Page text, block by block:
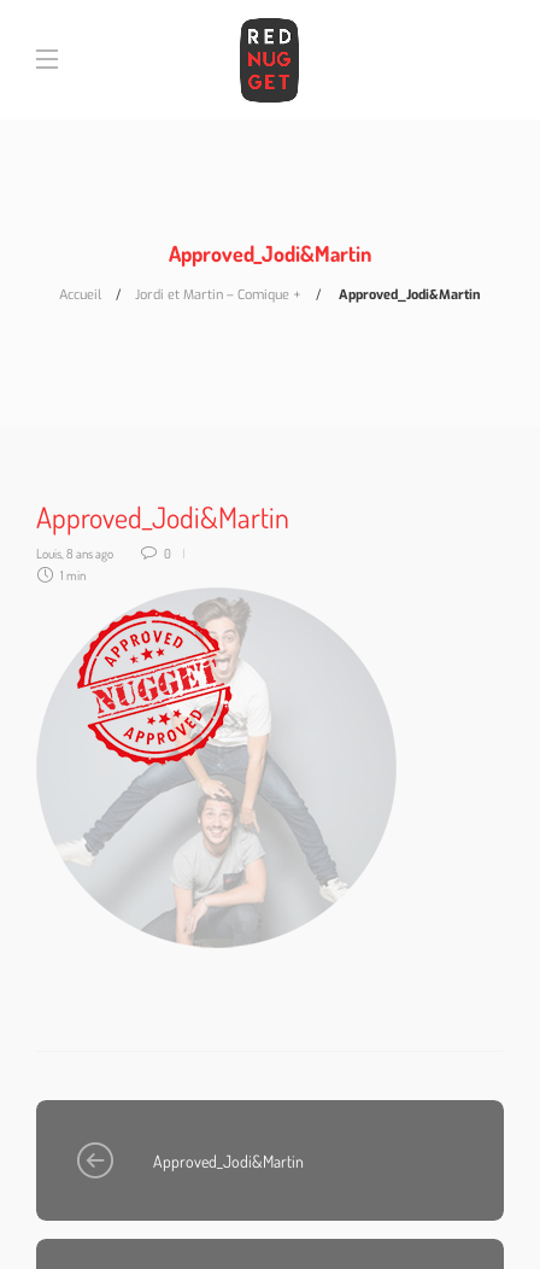
Approved_Jodi&Martin
Accueil Jordi et Martin – Comique + Approved_Jodi&Martin
Approved_Jodi&Martin
Louis,8 ans ago
0
1 min
Approved_Jodi&Martin